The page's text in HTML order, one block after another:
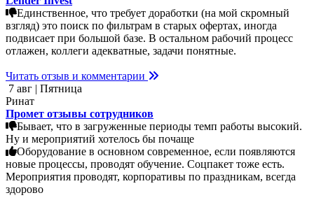
Единственное, что требует доработки (на мой скромный
взгляд) это поиск по фильтрам в старых офертах, иногда
подвисает при большой базе. В остальном рабочий процесс
отлажен, коллеги адекватные, задачи понятные.
Читать отзыв и комментарии
7 авг | Пятница
Ринат
Промет отзывы сотрудников
Бывает, что в загруженные периоды темп работы высокий.
Ну и мероприятий хотелось бы почаще
Оборудование в основном современное, если появляются
новые процессы, проводят обучение. Соцпакет тоже есть.
Мероприятия проводят, корпоративы по праздникам, всегда
здорово